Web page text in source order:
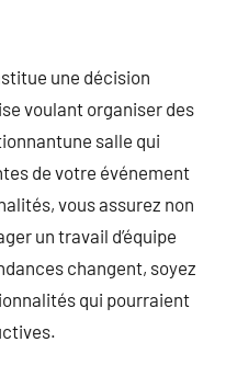
une décision
voulant organiser des
salle qui
de votre événement
vous assurez non
un travail d’équipe
changent, soyez
qui pourraient